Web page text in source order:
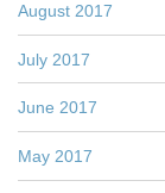
August 2017
July 2017
June 2017
May 2017